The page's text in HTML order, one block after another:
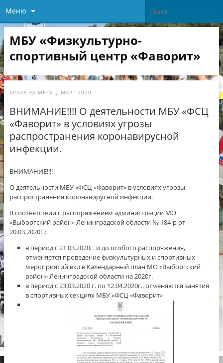
Меню
МБУ «Физкультурно-
спортивный центр «Фаворит»
АРХИВ ЗА МЕСЯЦ: МАРТ 2020
ВНИМАНИЕ!!!! О деятельности МБУ «ФСЦ
«Фаворит» в условиях угрозы
распространения коронавирусной
инфекции.
ВНИМАНИЕ!!!!
О деятельности МБУ «ФСЦ «Фаворит» в условиях угрозы
распространения коронавирусной инфекции.
В соответствии с распоряжением администрации МО
«Выборгский район» Ленинградской области № 184-р от
20.03.2020г.:
в период с 21.03.2020г. и до особого распоряжения,
отменяется проведение физкультурных и спортивных
мероприятий вкл.в Календарный план МО «Выборгский
район» Ленинградской области на 2020г.
в период с 23.03.2020 г. по 12.04.2020г.. отменяются занятия
в спортивных секциях МБУ «ФСЦ «Фаворит»